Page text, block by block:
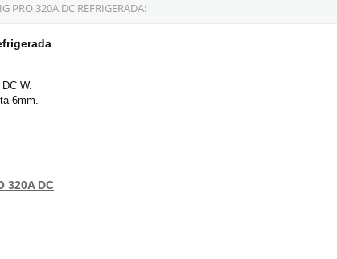
PRO 320A DC REFRIGERADA:
W.
6mm.
320A DC